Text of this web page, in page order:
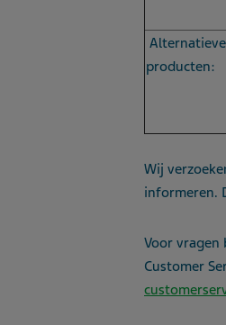
Alternatieve
producten:
Wij
informeren.
Voor
Customer